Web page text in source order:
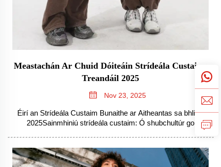
Meastachán Ar Chuid Dóiteáin Strídeála Custaim:
Treandáil 2025
Nov 23, 2025
Éirí an Strídeála Custaim Bunaithe ar Aitheantas sa bhliain
2025Sainmhiniú strídeála custaim: Ó shubchultúr go
ceann de na cumhachtaí is mó i bhfashion...